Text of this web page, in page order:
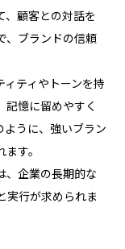
、顧客との対話を
、ブランドの信頼
ティやトーンを持
憶に留めやすく
うに、強いブラン
す。
、企業の長期的な
実行が求められま